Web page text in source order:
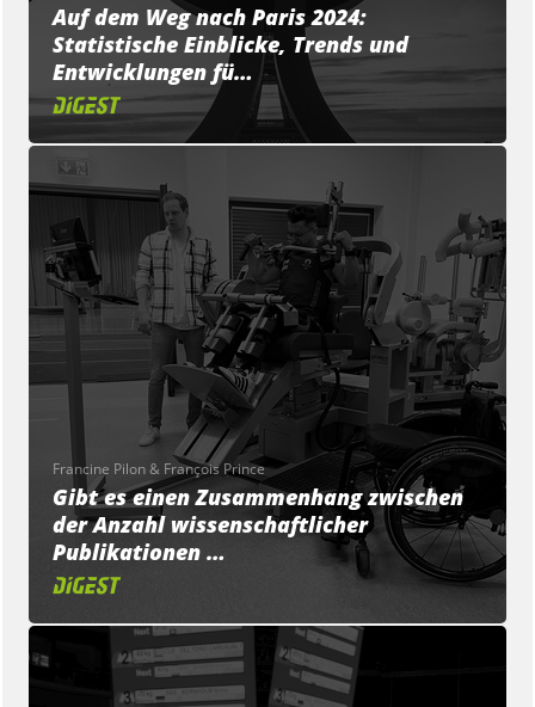
Auf dem Weg nach Paris 2024:
Statistische Einblicke, Trends und
Entwicklungen fü…
Francine Pilon & François Prince
Gibt es einen Zusammenhang zwischen
der Anzahl wissenschaftlicher
Publikationen …